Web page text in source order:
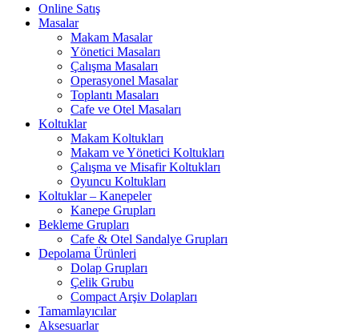
Online Satış
Masalar
Makam Masalar
Yönetici Masaları
Çalışma Masaları
Operasyonel Masalar
Toplantı Masaları
Cafe ve Otel Masaları
Koltuklar
Makam Koltukları
Makam ve Yönetici Koltukları
Çalışma ve Misafir Koltukları
Oyuncu Koltukları
Koltuklar – Kanepeler
Kanepe Grupları
Bekleme Grupları
Cafe & Otel Sandalye Grupları
Depolama Ürünleri
Dolap Grupları
Çelik Grubu
Compact Arşiv Dolapları
Tamamlayıcılar
Aksesuarlar